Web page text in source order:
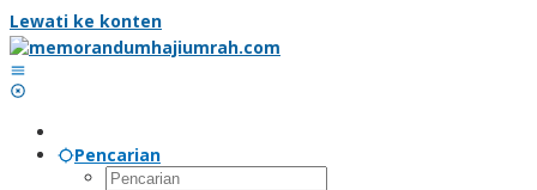
Lewati ke konten
Pencarian